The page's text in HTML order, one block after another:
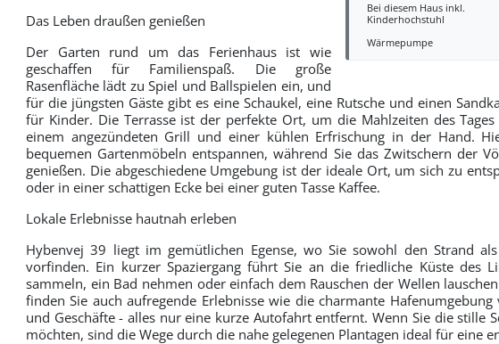
Bei diesem Haus inkl.
Kinderhochstuhl
Wärmepumpe
Das Leben draußen genießen
Der Garten rund um das Ferienhaus ist wie
geschaffen für Familienspaß. Die große
Rasenfläche lädt zu Spiel und Ballspielen ein, und
für die jüngsten Gäste gibt es eine Schaukel, eine Rutsche und einen
für Kinder. Die Terrasse ist der perfekte Ort, um die Mahlzeiten des
einem angezündeten Grill und einer kühlen Erfrischung in der Hand.
bequemen Gartenmöbeln entspannen, während Sie das Zwitschern der
genießen. Die abgeschiedene Umgebung ist der ideale Ort, um sich zu
oder in einer schattigen Ecke bei einer guten Tasse Kaffee.
Lokale Erlebnisse hautnah erleben
Hybenvej 39 liegt im gemütlichen Egense, wo Sie sowohl den Strand
vorfinden. Ein kurzer Spaziergang führt Sie an die friedliche Küste des
sammeln, ein Bad nehmen oder einfach dem Rauschen der Wellen
finden Sie auch aufregende Erlebnisse wie die charmante
und Geschäfte - alles nur eine kurze Autofahrt entfernt. Wenn Sie die stille
möchten, sind die Wege durch die nahe gelegenen Plantagen ideal für eine